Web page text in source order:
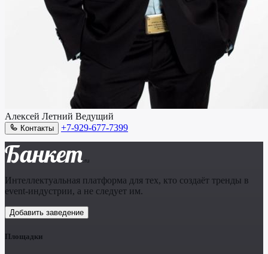
Алексей Летний Ведущий
Контакты +7-929-677-7399
Банкет .ru
Интеллектуальная платформа для тех, кто создаёт тренды в
event-индустрии, а не следует им.
Добавить заведение
Площадки